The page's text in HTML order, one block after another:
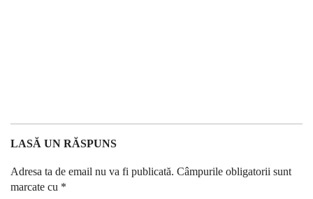
LASĂ UN RĂSPUNS
Adresa ta de email nu va fi publicată. Câmpurile obligatorii sunt
marcate cu *